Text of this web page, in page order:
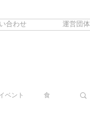
合わせ 運営団体
ベント 食